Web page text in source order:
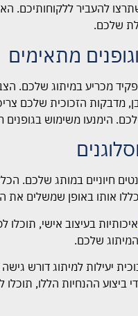
להעביר ללקוחותיכם.
שלכם.
מתאימים
מכריע במיתוג שלכם.
הזכוכית שלכם
הימנעו משימוש
חיוניים במותג שלכם.
אותו באופן שמשלים את
איכותיות בעיצוב אישי,
שלכם.
יעילות למיתוג דורש
ידי ביצוע ההנחיות הללו,